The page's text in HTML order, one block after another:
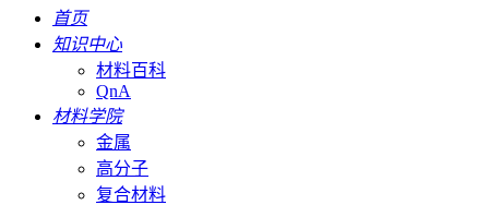
首页
知识中心
材料百科
QnA
材料学院
金属
高分子
复合材料